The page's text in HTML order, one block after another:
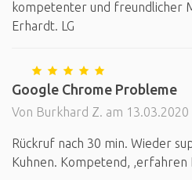
kompetenter und freundlicher
Erhardt. LG
Google Chrome Probleme
Von Burkhard Z. am 13.03.2020
Rückruf nach 30 min. Wieder
Kuhnen. Kompetend, ,erfahren